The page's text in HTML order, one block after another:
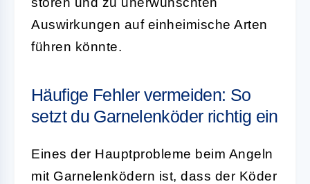
Auswirkungen auf einheimische Arten
führen könnte.
Häufige Fehler vermeiden: So
setzt du Garnelenköder richtig ein
Eines der Hauptprobleme beim Angeln
mit Garnelenködern ist, dass der Köder